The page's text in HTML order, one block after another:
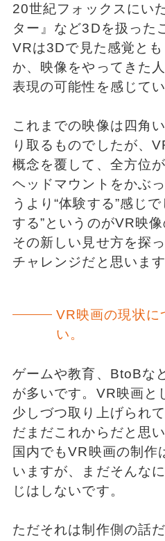
20世紀フォックスにい
ター』など3Dを扱った
VRは3Dで見た感覚と
か、映像をやってきた
表現の可能性を感じてい
これまでの映像は四角
り取るものでしたが、
概念を覆して、全方位
ヘッドマウントをかぶ
うより“体験する”感じ
する”というのがVR映
その新しい見せ方を探
チャレンジだと思います
VR映画の現状に
い。
ゲームや教育、BtoBな
が多いです。VR映画と
少しづつ取り上げられ
だまだこれからだと思い
国内でもVR映画の制作
いますが、まだそんな
じはしないです。
ただそれは制作側の話